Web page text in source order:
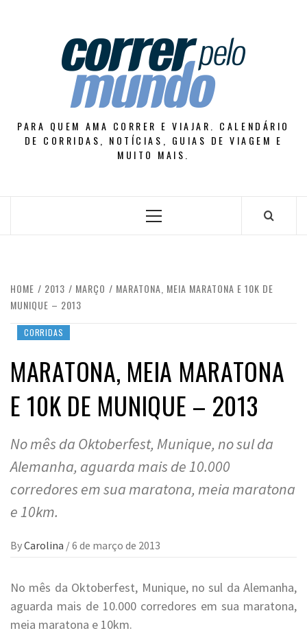
PARA QUEM AMA CORRER E VIAJAR. CALENDÁRIO
DE CORRIDAS, NOTÍCIAS, GUIAS DE VIAGEM E
MUITO MAIS.
Primary
HOME 2013 MARÇO
MARATONA, MEIA MARATONA E 10K DE
MUNIQUE – 2013
CORRIDAS
MARATONA, MEIA MARATONA
E 10K DE MUNIQUE – 2013
No mês da Oktoberfest, Munique, no sul da
Alemanha, aguarda mais de 10.000
corredores em sua maratona, meia maratona
e 10km.
ByCarolina /6 de março de 2013
No mês da Oktoberfest, Munique, no sul da Alemanha,
aguarda mais de 10.000 corredores em sua maratona,
meia maratona e 10km.